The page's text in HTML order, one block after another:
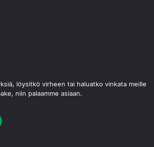
löysitkö virheen tai haluatko vinkata meille
niin palaamme asiaan.